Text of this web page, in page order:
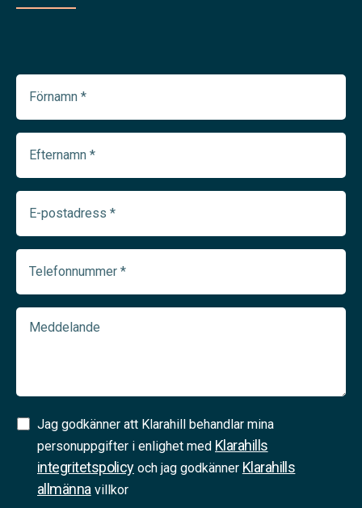
Förnamn
(Required)
Efternamn
(Required)
E-
postadress
(Required)
Telefonnummer
(Required)
Meddelande
Samtycke
(Required)
Jag godkänner att Klarahill behandlar mina
personuppgifter i enlighet med Klarahills
integritetspolicyoch jag godkänner Klarahills
allmänna villkor